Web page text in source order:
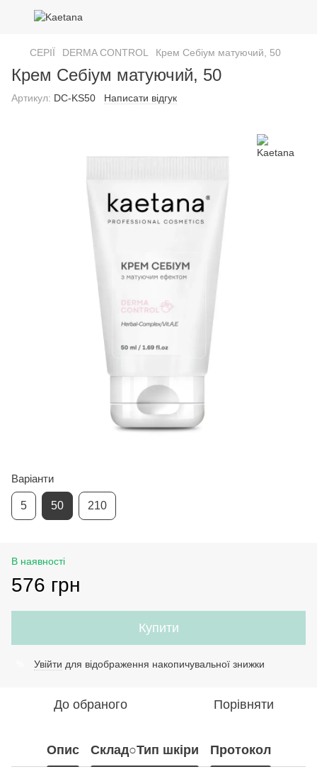
СЕРІЇ DERMA CONTROL Крем Себіум матуючий, 50
Крем Себіум матуючий, 50
Артикул: DC-KS50 Написати відгук
Варіанти
5 50 210
В наявності
576 грн
Купити
Увійти для відображення накопичувальної знижки
До обраного Порівняти
Опис Склад○Тип шкіри Протокол